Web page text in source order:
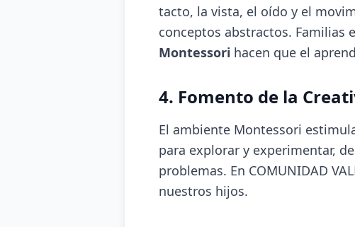
tacto, la vista, el oído y el
conceptos abstractos. Familias
Montessori hacen que el
4. Fomento de la
El ambiente Montessori
para explorar y experimentar,
problemas. En COMUNIDAD
nuestros hijos.